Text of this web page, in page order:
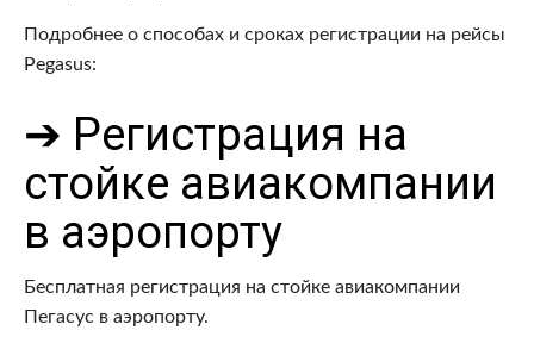
Подробнее о способах и сроках регистрации на рейсы
Pegasus:
➔ Регистрация на
стойке авиакомпании
в аэропорту
Бесплатная регистрация на стойке авиакомпании
Пегасус в аэропорту.